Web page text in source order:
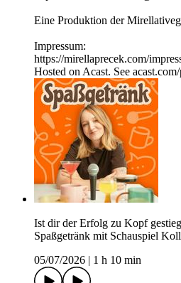
Eine Produktion der
Impressum:
https://mirellaprecek.com/
Hosted on Acast. See
Ist dir der Erfolg zu Kopf
Spaßgetränk mit Schauspiel
05/07/2026
1 h 10 min